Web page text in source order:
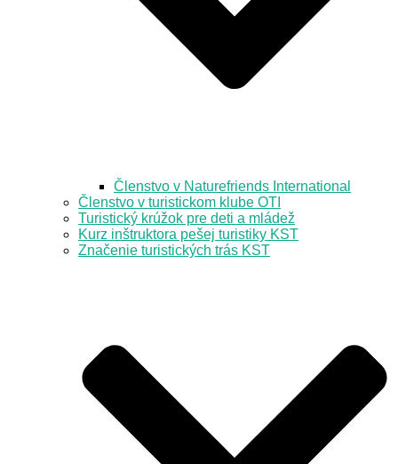
Členstvo v Naturefriends International
Členstvo v turistickom klube OTI
Turistický krúžok pre deti a mládež
Kurz inštruktora pešej turistiky KST
Značenie turistických trás KST